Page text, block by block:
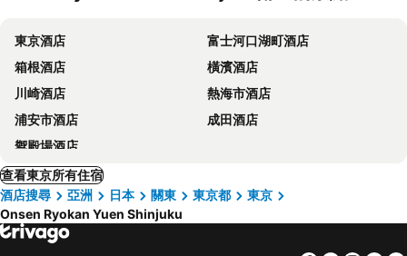
東京酒店
富士河口湖町酒店
箱根酒店
橫濱酒店
川崎酒店
熱海市酒店
浦安市酒店
成田酒店
禦殿場酒店
查看東京所有住宿
酒店搜尋
亞洲 日本 關東 東京都
東京
Onsen Ryokan Yuen Shinjuku